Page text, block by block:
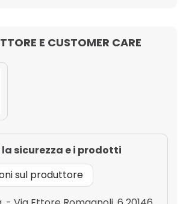
E CUSTOMER CARE
la sicurezza e i prodotti
sul produttore